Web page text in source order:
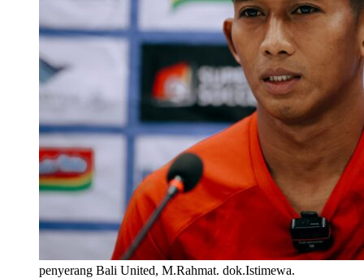
penyerang Bali United, M.Rahmat. dok.Istimewa.